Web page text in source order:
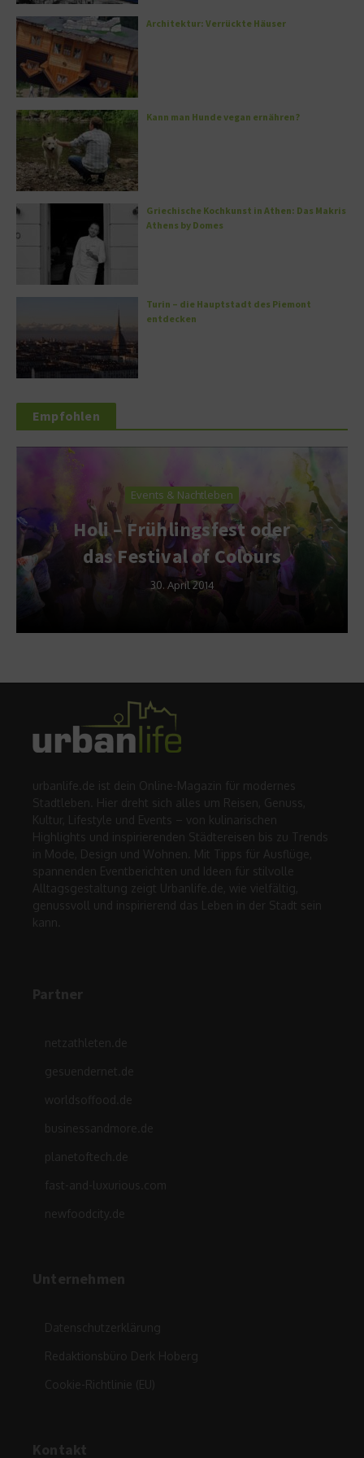
Architektur: Verrückte Häuser
Kann man Hunde vegan ernähren?
Griechische Kochkunst in Athen: Das Makris
Athens by Domes
Turin – die Hauptstadt des Piemont
entdecken
Empfohlen
Events & Nachtleben
Holi – Frühlingsfest oder
das Festival of Colours
30. April 2014
urbanlife.de ist dein Online-Magazin für modernes
Stadtleben. Hier dreht sich alles um Reisen, Genuss,
Kultur, Lifestyle und Events – von kulinarischen
Highlights und inspirierenden Städtereisen bis zu Trends
in Mode, Design und Wohnen. Mit Tipps für Ausflüge,
spannenden Eventberichten und Ideen für stilvolle
Alltagsgestaltung zeigt Urbanlife.de, wie vielfältig,
genussvoll und inspirierend das Leben in der Stadt sein
kann.
Partner
netzathleten.de
gesuendernet.de
worldsoffood.de
businessandmore.de
planetoftech.de
fast-and-luxurious.com
newfoodcity.de
Unternehmen
Datenschutzerklärung
Redaktionsbüro Derk Hoberg
Cookie-Richtlinie (EU)
Kontakt